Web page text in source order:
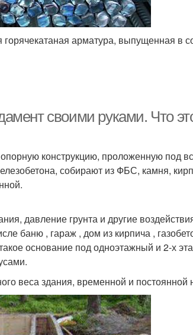
арматура, выпущенная в
своими руками. Что
конструкцию, проложенную под
собирают из ФБС, камня,
давление грунта и другие
баню , гараж , дом из кирпича ,
основание под одноэтажный и 2-х
веса здания, временной и постоянной